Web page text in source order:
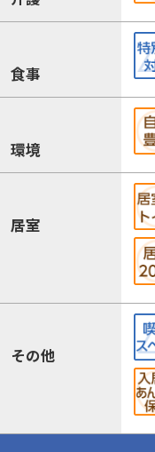
食事
環境
居室
その他